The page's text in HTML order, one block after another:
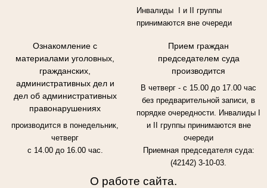
Инвалиды I и II группы
принимаются вне очереди
Ознакомление с
материалами уголовных,
гражданских,
административных дел и
дел об административных
правонарушениях
производится в понедельник,
четверг
с 14.00 до 16.00 час.
Прием граждан
председателем суда
производится
В четверг - с 15.00 до 17.00 час
без предварительной записи, в
порядке очередности. Инвалиды I
и II группы принимаются вне
очереди
Приемная председателя суда:
(42142) 3-10-03.
О работе сайта.